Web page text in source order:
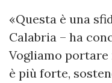
«Questa è una
Calabria – ha
Vogliamo
è più forte,